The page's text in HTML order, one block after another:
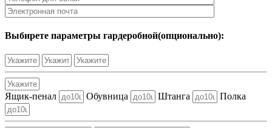
Выбирете параметры гардеробной(опционально):
Ящик-пенал Обувница Штанга Полка